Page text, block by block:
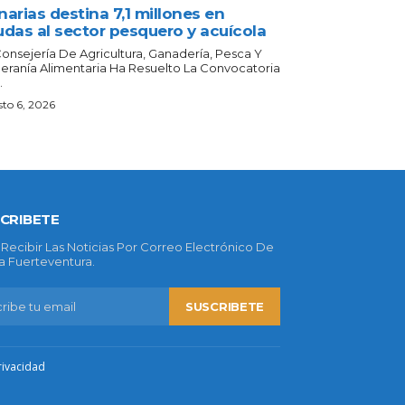
destina 7,1 millones en
al sector pesquero y acuícola
De Agricultura, Ganadería, Pesca Y
Alimentaria Ha Resuelto La Convocatoria
6, 2026
Recibir Las Noticias Por Correo Electrónico De
Fuerteventura.
SUSCRIBETE